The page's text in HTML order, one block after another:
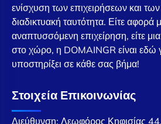
ενίσχυση των επιχειρήσεων και των
διαδικτυακή ταυτότητα. Είτε αφορά
αναπτυσσόμενη επιχείρηση, είτε
στο χώρο, η DOMAINGR είναι εδώ
υποστηρίξει σε κάθε σας βήμα!
Στοιχεία Επικοινωνίας
Διεύθυνση: Λεωφόρος Κηφισίας